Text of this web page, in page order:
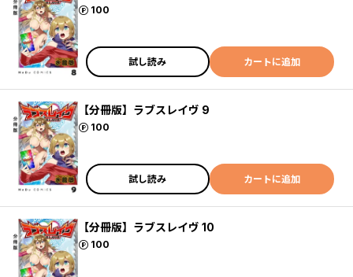
100
ポイント
試し読み カートに追加
【分冊版】ラブスレイヴ 9
100
ポイント
試し読み カートに追加
【分冊版】ラブスレイヴ 10
100
ポイント